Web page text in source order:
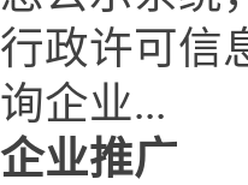
行政许可信
询企业...
企业推广